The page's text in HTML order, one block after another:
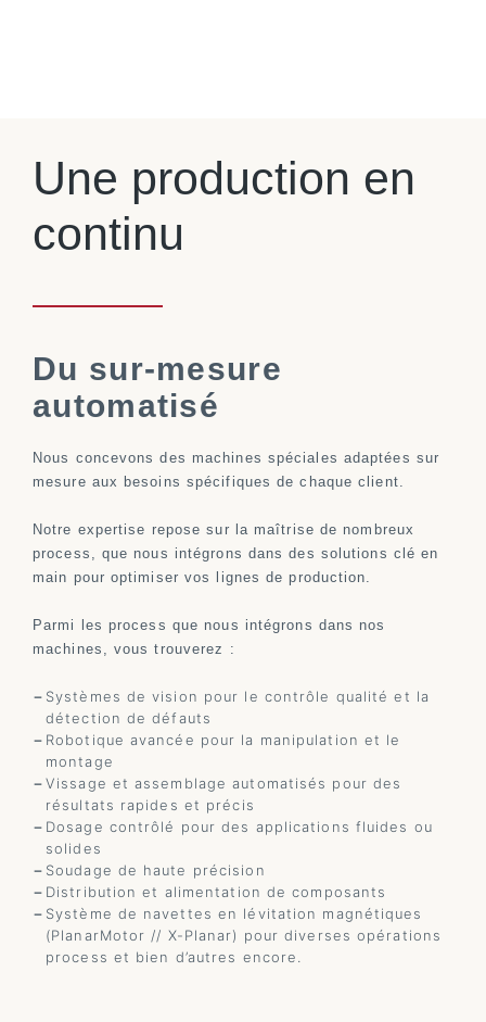
Une production en
continu
Du sur-mesure
automatisé
Nous concevons des machines spéciales adaptées sur
mesure aux besoins spécifiques de chaque client.
Notre expertise repose sur la maîtrise de nombreux
process, que nous intégrons dans des solutions clé en
main pour optimiser vos lignes de production.
Parmi les process que nous intégrons dans nos
machines, vous trouverez :
Systèmes de vision pour le contrôle qualité et la
détection de défauts
Robotique avancée pour la manipulation et le
montage
Vissage et assemblage automatisés pour des
résultats rapides et précis
Dosage contrôlé pour des applications fluides ou
solides
Soudage de haute précision
Distribution et alimentation de composants
Système de navettes en lévitation magnétiques
(PlanarMotor // X-Planar) pour diverses opérations
process et bien d’autres encore.